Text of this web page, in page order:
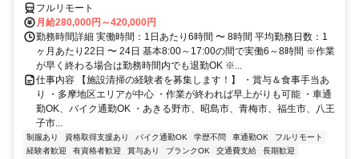
フルリモート
月給280,000円～420,000円
勤務時間詳細 実働時間：1日あたり6時間 〜 8時間 平均勤務日数：1
ヶ月あたり22日 〜 24日 基本8:00～17:00の間で実働6～8時間 ※作業
が早く終わる場合は勤務時間内でも退勤OK ※...
仕事内容 【施設清掃の経験者を募集します！】 ・賞与＆食事手当あ
り ・多摩地区エリアが中心 ・作業が終われば早上がりも可能 ・車通
勤OK、バイク通勤OK ・あきる野市、昭島市、青梅市、福生市、八王
子市...
制服あり 資格取得支援あり バイク通勤OK 学歴不問 車通勤OK
フルリモート
経験者歓迎
有資格者歓迎 賞与あり ブランクOK 交通費支給
長期歓迎